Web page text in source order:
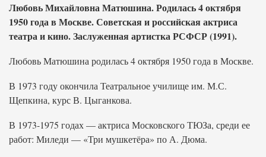
Любовь Михайловна Матюшина. Родилась 4 октября
1950 года в Москве. Советская и российская актриса
театра и кино. Заслуженная артистка РСФСР (1991).
Любовь Матюшина родилась 4 октября 1950 года в Москве.
В 1973 году окончила Театральное училище им. М.С.
Щепкина, курс В. Цыганкова.
В 1973-1975 годах — актриса Московского ТЮЗа, среди ее
работ: Миледи — «Три мушкетёра» по А. Дюма.